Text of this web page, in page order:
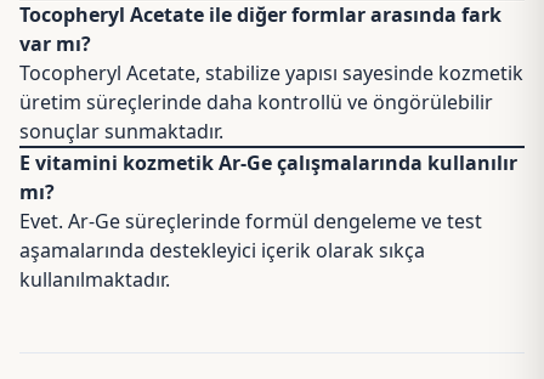
Tocopheryl Acetate ile diğer formlar arasında fark
var mı?
Tocopheryl Acetate, stabilize yapısı sayesinde kozmetik
üretim süreçlerinde daha kontrollü ve öngörülebilir
sonuçlar sunmaktadır.
E vitamini kozmetik Ar-Ge çalışmalarında kullanılır
mı?
Evet. Ar-Ge süreçlerinde formül dengeleme ve test
aşamalarında destekleyici içerik olarak sıkça
kullanılmaktadır.